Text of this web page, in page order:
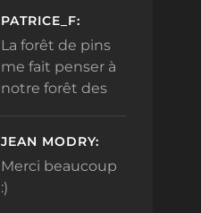
PATRICE_F:
La forêt de pins
me fait penser à
notre forêt des
JEAN MODRY:
Merci beaucoup
:)